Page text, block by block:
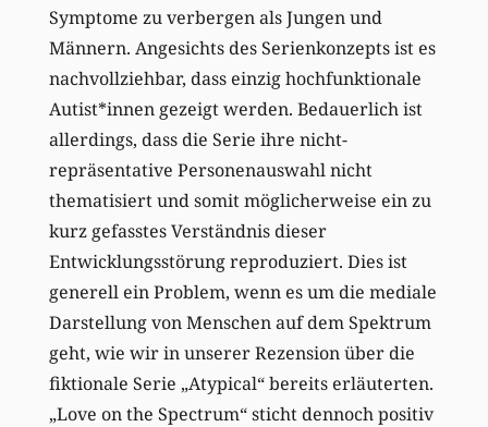
Symptome zu verbergen als Jungen und
Männern. Angesichts des Serienkonzepts ist es
nachvollziehbar, dass einzig hochfunktionale
Autist*innen gezeigt werden. Bedauerlich ist
allerdings, dass die Serie ihre nicht-
repräsentative Personenauswahl nicht
thematisiert und somit möglicherweise ein zu
kurz gefasstes Verständnis dieser
Entwicklungsstörung reproduziert. Dies ist
generell ein Problem, wenn es um die mediale
Darstellung von Menschen auf dem Spektrum
geht, wie wir in unserer Rezension über die
fiktionale Serie „Atypical“ bereits erläuterten.
„Love on the Spectrum“ sticht dennoch positiv